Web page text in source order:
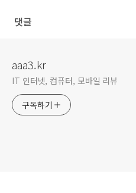
댓글
aaa3.kr
IT 인터넷, 컴퓨터, 모바일 리뷰
구독하기